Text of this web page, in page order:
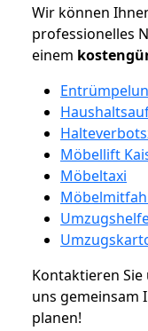
Wir können
professionelles
einem
Möbellift
Möbeltaxi
Kontaktieren Sie
uns gemeinsam
planen!